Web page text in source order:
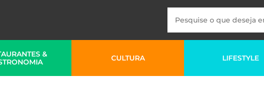
&
CULTURA LIFESTYLE